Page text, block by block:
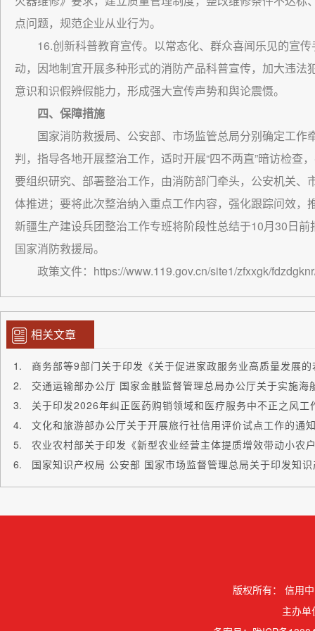
点问题，规范企业从业行为。
16.创新科普教育宣传。以常态化、群众喜闻乐见的宣
动，因地制宜开展多种形式的消防产品科普宣传，加大违
意识和识假辨假能力，形成强大宣传声势和舆论震慑。
四、保障措施
国家消防救援局、公安部、市场监管总局分别确定工
判，指导各地开展整治工作，适时开展“四不两直”暗访检查
要组织研究、部署整治工作，由消防部门牵头，公安机关
体推进；要将此次整治纳入重点工作内容，强化跟踪问效
新疆生产建设兵团整治工作专班将阶段性总结于10月30日
国家消防救援局。
政策文件：https://www.119.gov.cn/site1/zfxxgk/
相关文章
关于印发2026年纠正医药购销领域和医疗服务中不正之风工
文化和旅游部办公厅关于开展旅行社信用评价试点工作的通
版权所有：
信用
主办